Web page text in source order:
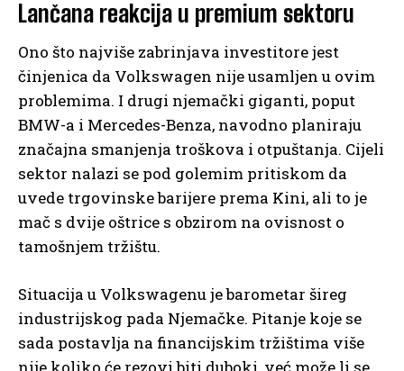
Lančana reakcija u premium sektoru
Ono što najviše zabrinjava investitore jest
činjenica da Volkswagen nije usamljen u ovim
problemima. I drugi njemački giganti, poput
BMW-a i Mercedes-Benza, navodno planiraju
značajna smanjenja troškova i otpuštanja. Cijeli
sektor nalazi se pod golemim pritiskom da
uvede trgovinske barijere prema Kini, ali to je
mač s dvije oštrice s obzirom na ovisnost o
tamošnjem tržištu.
Situacija u Volkswagenu je barometar šireg
industrijskog pada Njemačke. Pitanje koje se
sada postavlja na financijskim tržištima više